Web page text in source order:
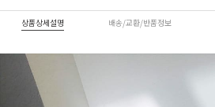
상품상세설명 배송/교환/반품정보